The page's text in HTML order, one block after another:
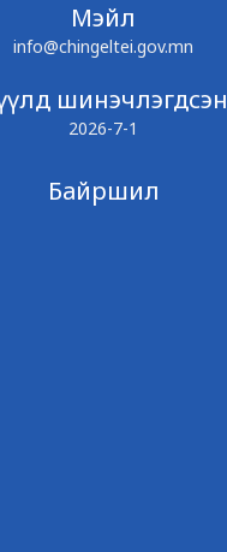
Мэйл
info@chingeltei.gov.mn
шинэчлэгдсэн
2026-7-1
Байршил